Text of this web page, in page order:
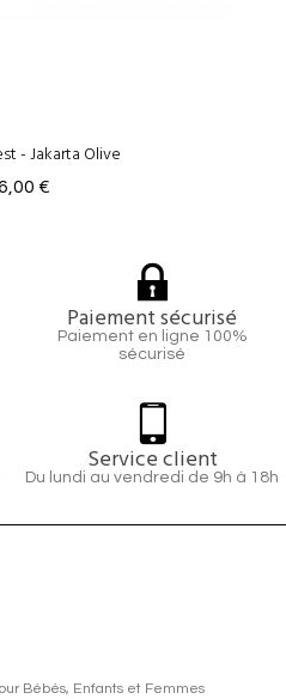
- Jakarta Olive
€
Paiement sécurisé
Paiement en ligne 100%
sécurisé
Service client
Du lundi au vendredi de 9h à 18h
Bébés, Enfants et Femmes